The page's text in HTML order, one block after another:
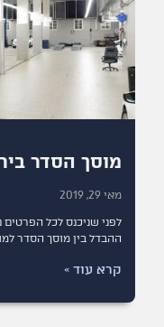
מוסך הסדר
מאי 29, 2019
לפני שניכנס לכל
ההבדל בין מוסך הסדר
קרא עוד »